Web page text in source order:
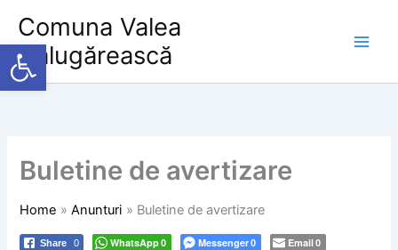
Deschide bara de unelte
content
Comuna Valea
Călugărească
Buletine de avertizare
Home Anunturi Buletine de avertizare
Share 0 WhatsApp 0 Messenger 0 Email 0